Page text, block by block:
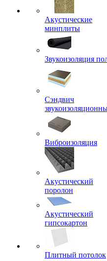
Акустические
минплиты
Звукоизоляция
Сэндвич
Виброизоляция
Акустический
поролон
Акустический
гипсокартон
Плитный потолок